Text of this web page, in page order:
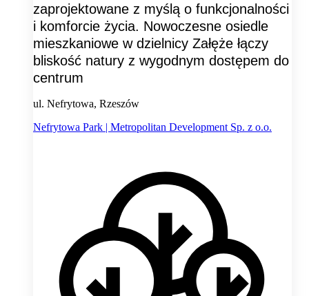
zaprojektowane z myślą o funkcjonalności
i komforcie życia. Nowoczesne osiedle
mieszkaniowe w dzielnicy Załęże łączy
bliskość natury z wygodnym dostępem do
centrum
ul. Nefrytowa, Rzeszów
Nefrytowa Park | Metropolitan Development Sp. z o.o.